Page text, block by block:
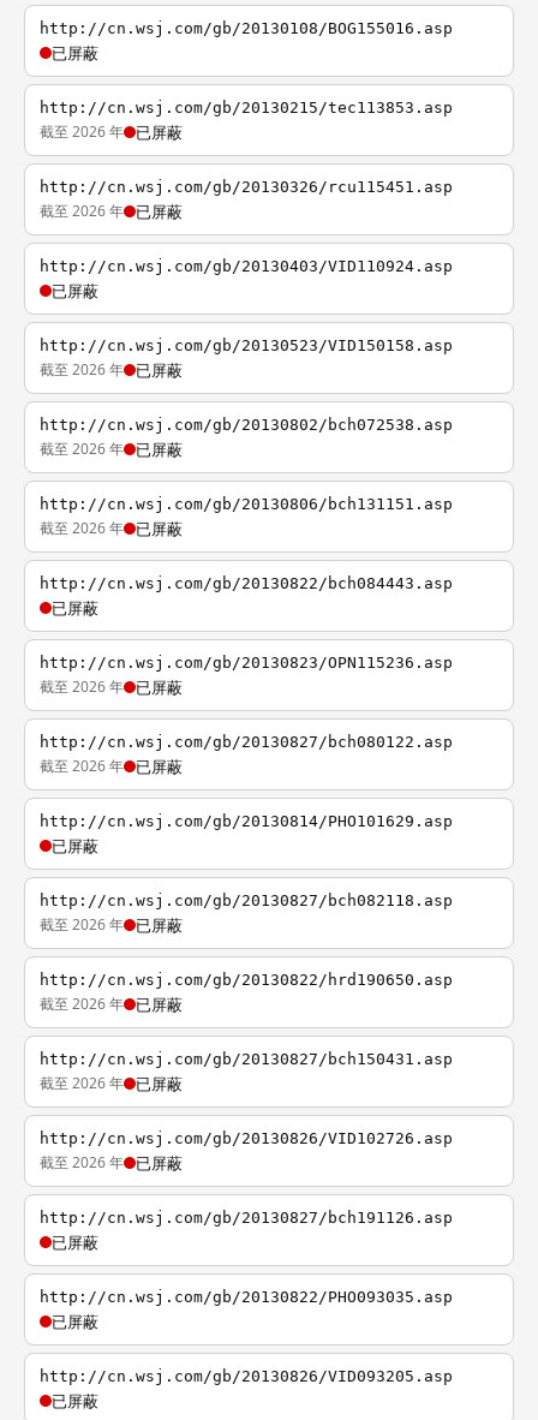
http://cn.wsj.com/gb/20130108/BOG155016.asp
已屏蔽
http://cn.wsj.com/gb/20130215/tec113853.asp
截至 2026 年 已屏蔽
http://cn.wsj.com/gb/20130326/rcu115451.asp
截至 2026 年 已屏蔽
http://cn.wsj.com/gb/20130403/VID110924.asp
已屏蔽
http://cn.wsj.com/gb/20130523/VID150158.asp
截至 2026 年 已屏蔽
http://cn.wsj.com/gb/20130802/bch072538.asp
截至 2026 年 已屏蔽
http://cn.wsj.com/gb/20130806/bch131151.asp
截至 2026 年 已屏蔽
http://cn.wsj.com/gb/20130822/bch084443.asp
已屏蔽
http://cn.wsj.com/gb/20130823/OPN115236.asp
截至 2026 年 已屏蔽
http://cn.wsj.com/gb/20130827/bch080122.asp
截至 2026 年 已屏蔽
http://cn.wsj.com/gb/20130814/PHO101629.asp
已屏蔽
http://cn.wsj.com/gb/20130827/bch082118.asp
截至 2026 年 已屏蔽
http://cn.wsj.com/gb/20130822/hrd190650.asp
截至 2026 年 已屏蔽
http://cn.wsj.com/gb/20130827/bch150431.asp
截至 2026 年 已屏蔽
http://cn.wsj.com/gb/20130826/VID102726.asp
截至 2026 年 已屏蔽
http://cn.wsj.com/gb/20130827/bch191126.asp
已屏蔽
http://cn.wsj.com/gb/20130822/PHO093035.asp
已屏蔽
http://cn.wsj.com/gb/20130826/VID093205.asp
已屏蔽